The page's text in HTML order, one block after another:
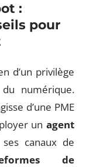
:
pour
d’un privilège
numérique.
d’une PME
un agent
canaux de
de